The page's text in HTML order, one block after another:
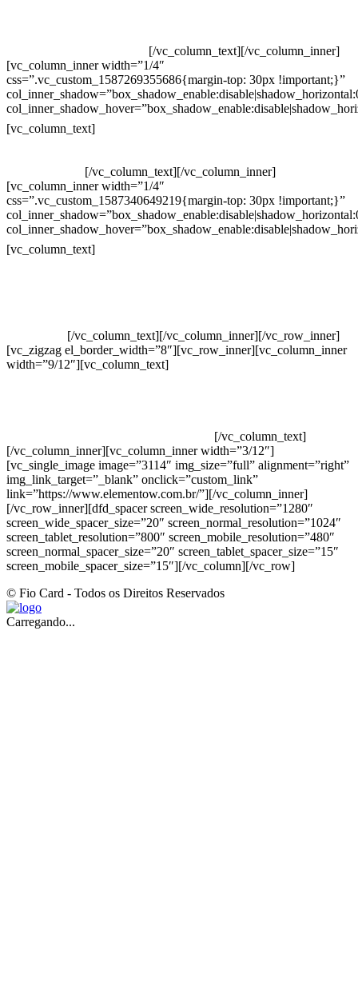
[/vc_column_text][/vc_column_inner]
[vc_column_inner width=”1/4″
css=”.vc_custom_1587269355686{margin-top: 30px !important;}”
[vc_column_text]
[/vc_column_text][/vc_column_inner]
[vc_column_inner width=”1/4″
css=”.vc_custom_1587340649219{margin-top: 30px !important;}”
[vc_column_text]
[/vc_column_text][/vc_column_inner][/vc_row_inner]
[vc_zigzag el_border_width=”8″][vc_row_inner][vc_column_inner
width=”9/12″][vc_column_text]
[/vc_column_text]
[/vc_column_inner][vc_column_inner width=”3/12″]
[vc_single_image image=”3114″ img_size=”full” alignment=”right”
img_link_target=”_blank” onclick=”custom_link”
link=”https://www.elementow.com.br/”][/vc_column_inner]
[/vc_row_inner][dfd_spacer screen_wide_resolution=”1280″
screen_wide_spacer_size=”20″ screen_normal_resolution=”1024″
screen_tablet_resolution=”800″ screen_mobile_resolution=”480″
screen_normal_spacer_size=”20″ screen_tablet_spacer_size=”15″
screen_mobile_spacer_size=”15″][/vc_column][/vc_row]
© Fio Card - Todos os Direitos Reservados
Carregando...